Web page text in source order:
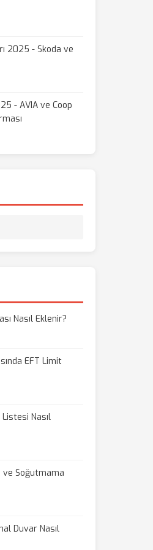
2025 - Skoda ve
- AVIA ve Coop
Nasıl Eklenir?
EFT Limit
Nasıl
ve Soğutmama
Duvar Nasıl